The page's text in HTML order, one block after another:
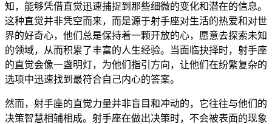
知，能够凭借直觉迅速捕捉到那些细微的变化和潜在的信息。
这种直觉并非凭空而来，而是源于射手座对生活的热爱和对世
界的好奇心，他们总是保持着一颗开放的心，愿意去探索未知
的领域，从而积累了丰富的人生经验。当面临抉择时，射手座
的直觉会像一盏明灯，为他们指引方向，让他们在纷繁复杂的
选项中迅速找到最符合自己内心的答案。
然而，射手座的直觉力量并非盲目和冲动的，它往往与他们的
决策智慧相辅相成。射手座在做出决策时，不会被表面的现象